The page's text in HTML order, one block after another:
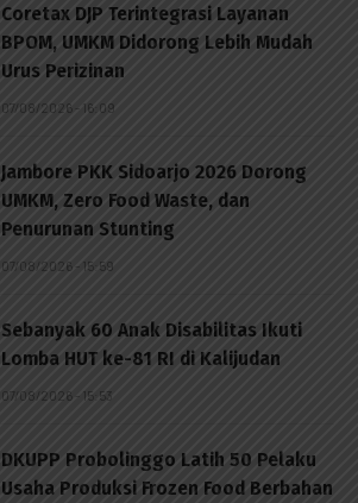
Coretax DJP Terintegrasi Layanan
BPOM, UMKM Didorong Lebih Mudah
Urus Perizinan
07/08/2026 - 16:09
Jambore PKK Sidoarjo 2026 Dorong
UMKM, Zero Food Waste, dan
Penurunan Stunting
07/08/2026 - 15:59
Sebanyak 60 Anak Disabilitas Ikuti
Lomba HUT ke-81 RI di Kalijudan
07/08/2026 - 15:53
DKUPP Probolinggo Latih 50 Pelaku
Usaha Produksi Frozen Food Berbahan